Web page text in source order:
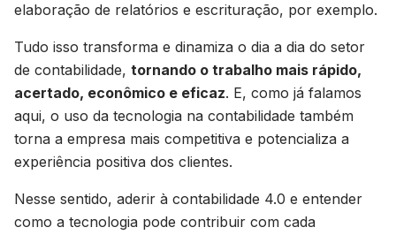
elaboração de relatórios e escrituração, por exemplo.
Tudo isso transforma e dinamiza o dia a dia do setor
de contabilidade, tornando o trabalho mais rápido,
acertado, econômico e eficaz. E, como já falamos
aqui, o uso da tecnologia na contabilidade também
torna a empresa mais competitiva e potencializa a
experiência positiva dos clientes.
Nesse sentido, aderir à contabilidade 4.0 e entender
como a tecnologia pode contribuir com cada